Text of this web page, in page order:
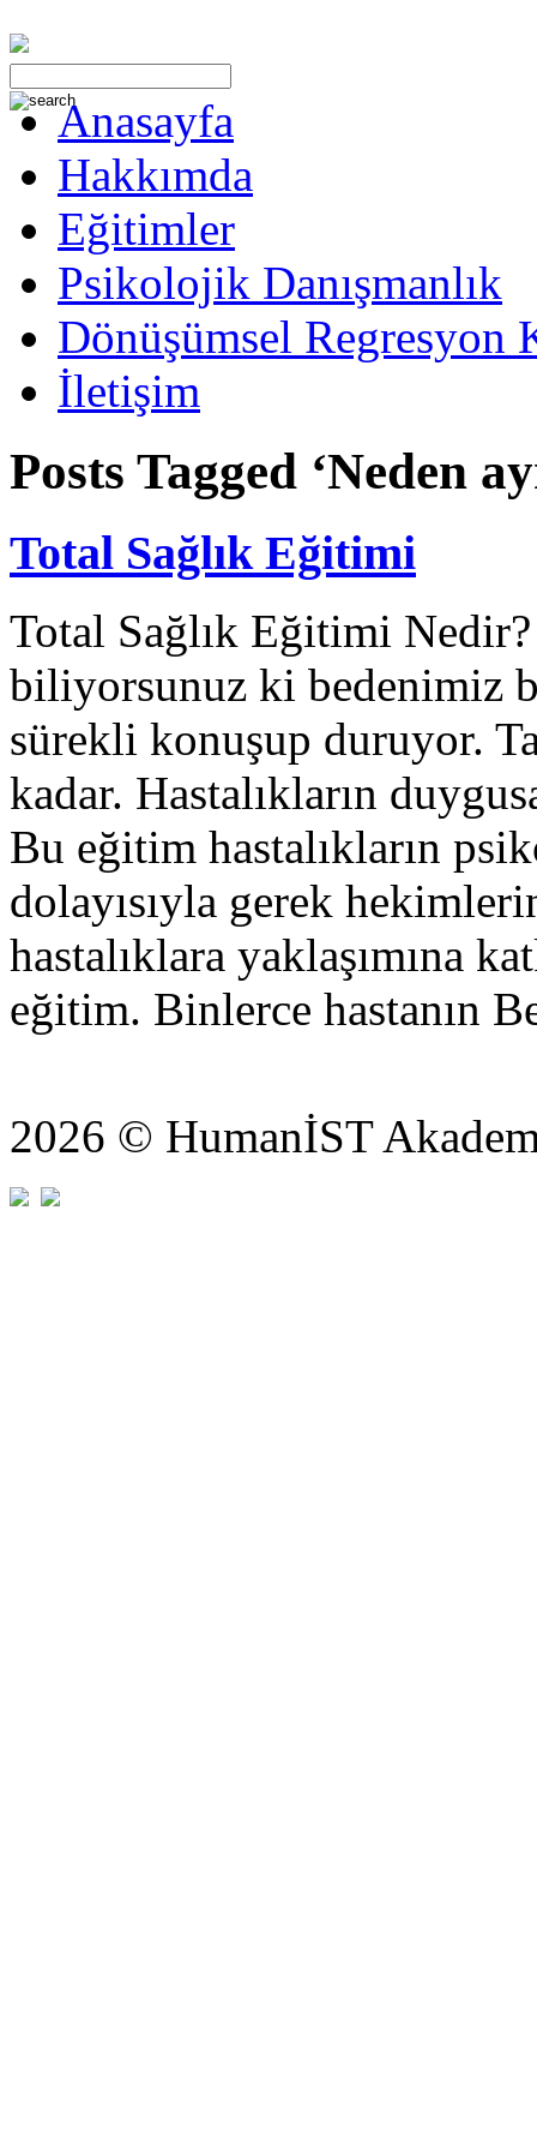
Anasayfa
Hakkımda
Eğitimler
Psikolojik Danışmanlık
Dönüşümsel Regresyon
İletişim
Posts Tagged ‘Neden
Total Sağlık Eğitimi
Total Sağlık Eğitimi
biliyorsunuz ki bedenimiz
sürekli konuşup duruyor.
kadar. Hastalıkların
Bu eğitim hastalıkların
dolayısıyla gerek
hastalıklara yaklaşımına
eğitim. Binlerce hastanın
2026 © HumanİST